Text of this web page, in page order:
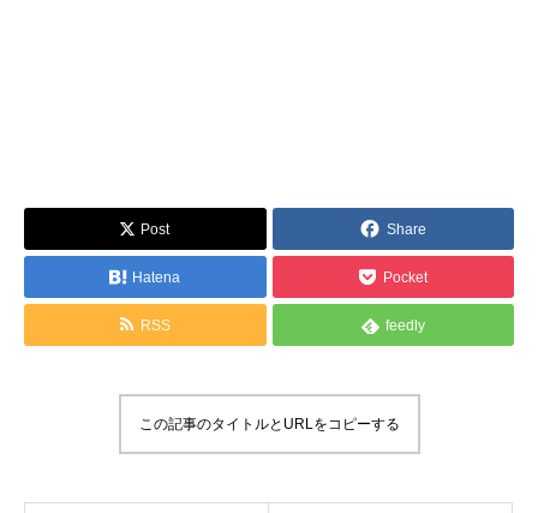
Post Share
Hatena Pocket
RSS feedly
この記事のタイトルとURLをコピーする